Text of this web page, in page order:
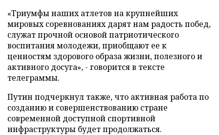
«Триумфы наших атлетов на крупнейших
мировых соревнованиях дарят нам радость побед,
служат прочной основой патриотического
воспитания молодежи, приобщают ее к
ценностям здорового образа жизни, полезного и
активного досуга», - говорится в тексте
телеграммы.
Путин подчеркнул также, что активная работа по
созданию и совершенствованию стране
современной доступной спортивной
инфраструктуры будет продолжаться.